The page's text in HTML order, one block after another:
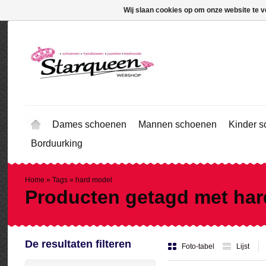
Dames schoenen Mannen schoenen
Kinder
Borduurking
Home » Tags » hard model
Producten getagd met
Foto-tabel Lijst
De resultaten filteren
Wij slaan cookies op om onze website te